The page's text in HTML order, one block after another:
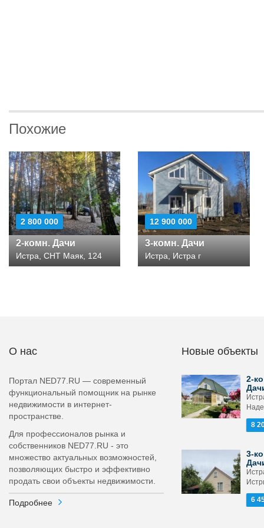
Похожие
2 800 000
2-комн. Дачи
Истра, СНТ Маяк, 124
12 900 000
3-комн. Дачи
Истра, Истра г
О нас
Портал NED77.RU — современный
функциональный помощник на рынке
недвижимости в интернет-
пространстве.
Для профессионалов рынка и
собственников NED77.RU - это
множество актуальных возможностей,
позволяющих быстро и эффективно
продать свои объекты недвижимости.
Подробнее
Новые объекты
2-
8
3-
6